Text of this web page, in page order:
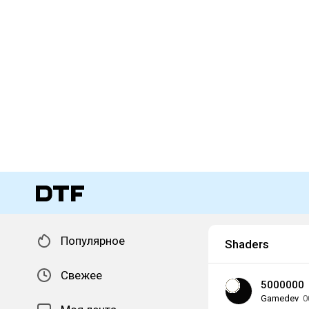
Популярное
Свежее
Shaders
5000000
Gamedev